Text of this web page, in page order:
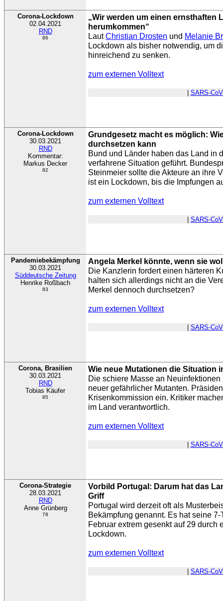
Corona-Lockdown
02.04.2021
RND
86
„Wir werden um einen ernsthaften
herumkommen“
LautChristian Drosten und Melanie
Lockdown als bisher notwendig, um
hinreichend zu senken.
zum externen Volltext
SARS-
Corona-Lockdown
30.03.2021
RND
Kommentar:
Markus Decker
82
Grundgesetz macht es möglich:
durchsetzen kann
Bund und Länder haben das Land in
verfahrene Situation geführt.
Steinmeier sollte die Akteure an ihre
ist ein Lockdown, bis die Impfungen
zum externen Volltext
SARS-
Pandemiebekämpfung
30.03.2021
Süddeutsche Zeitung
Henrike Roßbach
83
Angela Merkel könnte, wenn sie
Die Kanzlerin fordert einen härteren
halten sich allerdings nicht an die
Merkel dennoch durchsetzen?
zum externen Volltext
SARS-
Corona, Brasilien
30.03.2021
RND
Tobias Käufer
85
Wie neue Mutationen die Situation
Die schiere Masse an
neuer gefährlicher Mutanten.
Krisenkommission ein. Kritiker
im Land verantwortlich.
zum externen Volltext
SARS-
Corona-Strategie
28.03.2021
RND
Anne Grünberg
78
Vorbild Portugal: Darum hat das
Griff
Portugal wird derzeit oft als
Bekämpfung genannt. Es hat seine
Februar extrem gesenkt auf 29 durch
Lockdown.
zum externen Volltext
SARS-